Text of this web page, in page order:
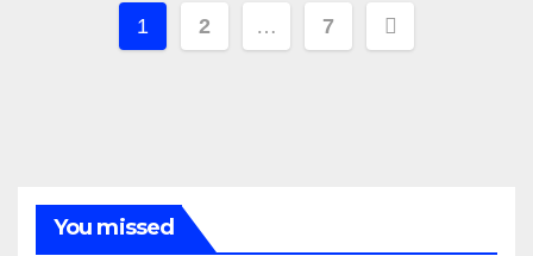
Навигация
1 2 … 7
You missed